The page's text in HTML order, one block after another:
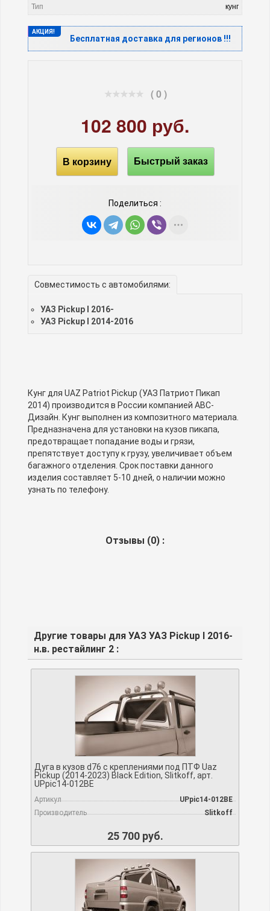
Тип
кунг
Бесплатная доставка для регионов !!!
АКЦИЯ!
( 0 )
102 800 руб.
В корзину Быстрый заказ
Поделиться :
Совместимость с автомобилями:
УАЗ Pickup I 2016-
УАЗ Pickup I 2014-2016
Кунг для UAZ Patriot Pickup (УАЗ Патриот Пикап
2014) производится в России компанией АВС-
Дизайн. Кунг выполнен из композитного материала.
Предназначена для установки на кузов пикапа,
предотвращает попадание воды и грязи,
препятствует доступу к грузу, увеличивает объем
багажного отделения. Срок поставки данного
изделия составляет 5-10 дней, о наличии можно
узнать по телефону.
Отзывы (0) :
Другие товары для УАЗ УАЗ Pickup I 2016-
н.в. рестайлинг 2 :
Дуга в кузов d76 с креплениями под ПТФ Uaz
Pickup (2014-2023) Black Edition, Slitkoff, арт.
UPpic14-012BE
Артикул
UPpic14-012BE
Производитель
Slitkoff
25 700 руб.